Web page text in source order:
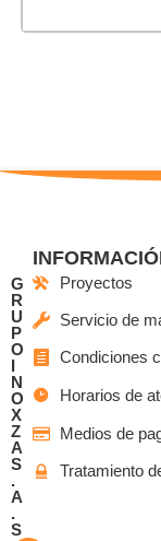
G
R
U
P
O
I
N
O
X
Z
A
S
.
A
.
S
Proyectos
Servicio de
Condiciones
Horarios de
Medios de
Tratamiento